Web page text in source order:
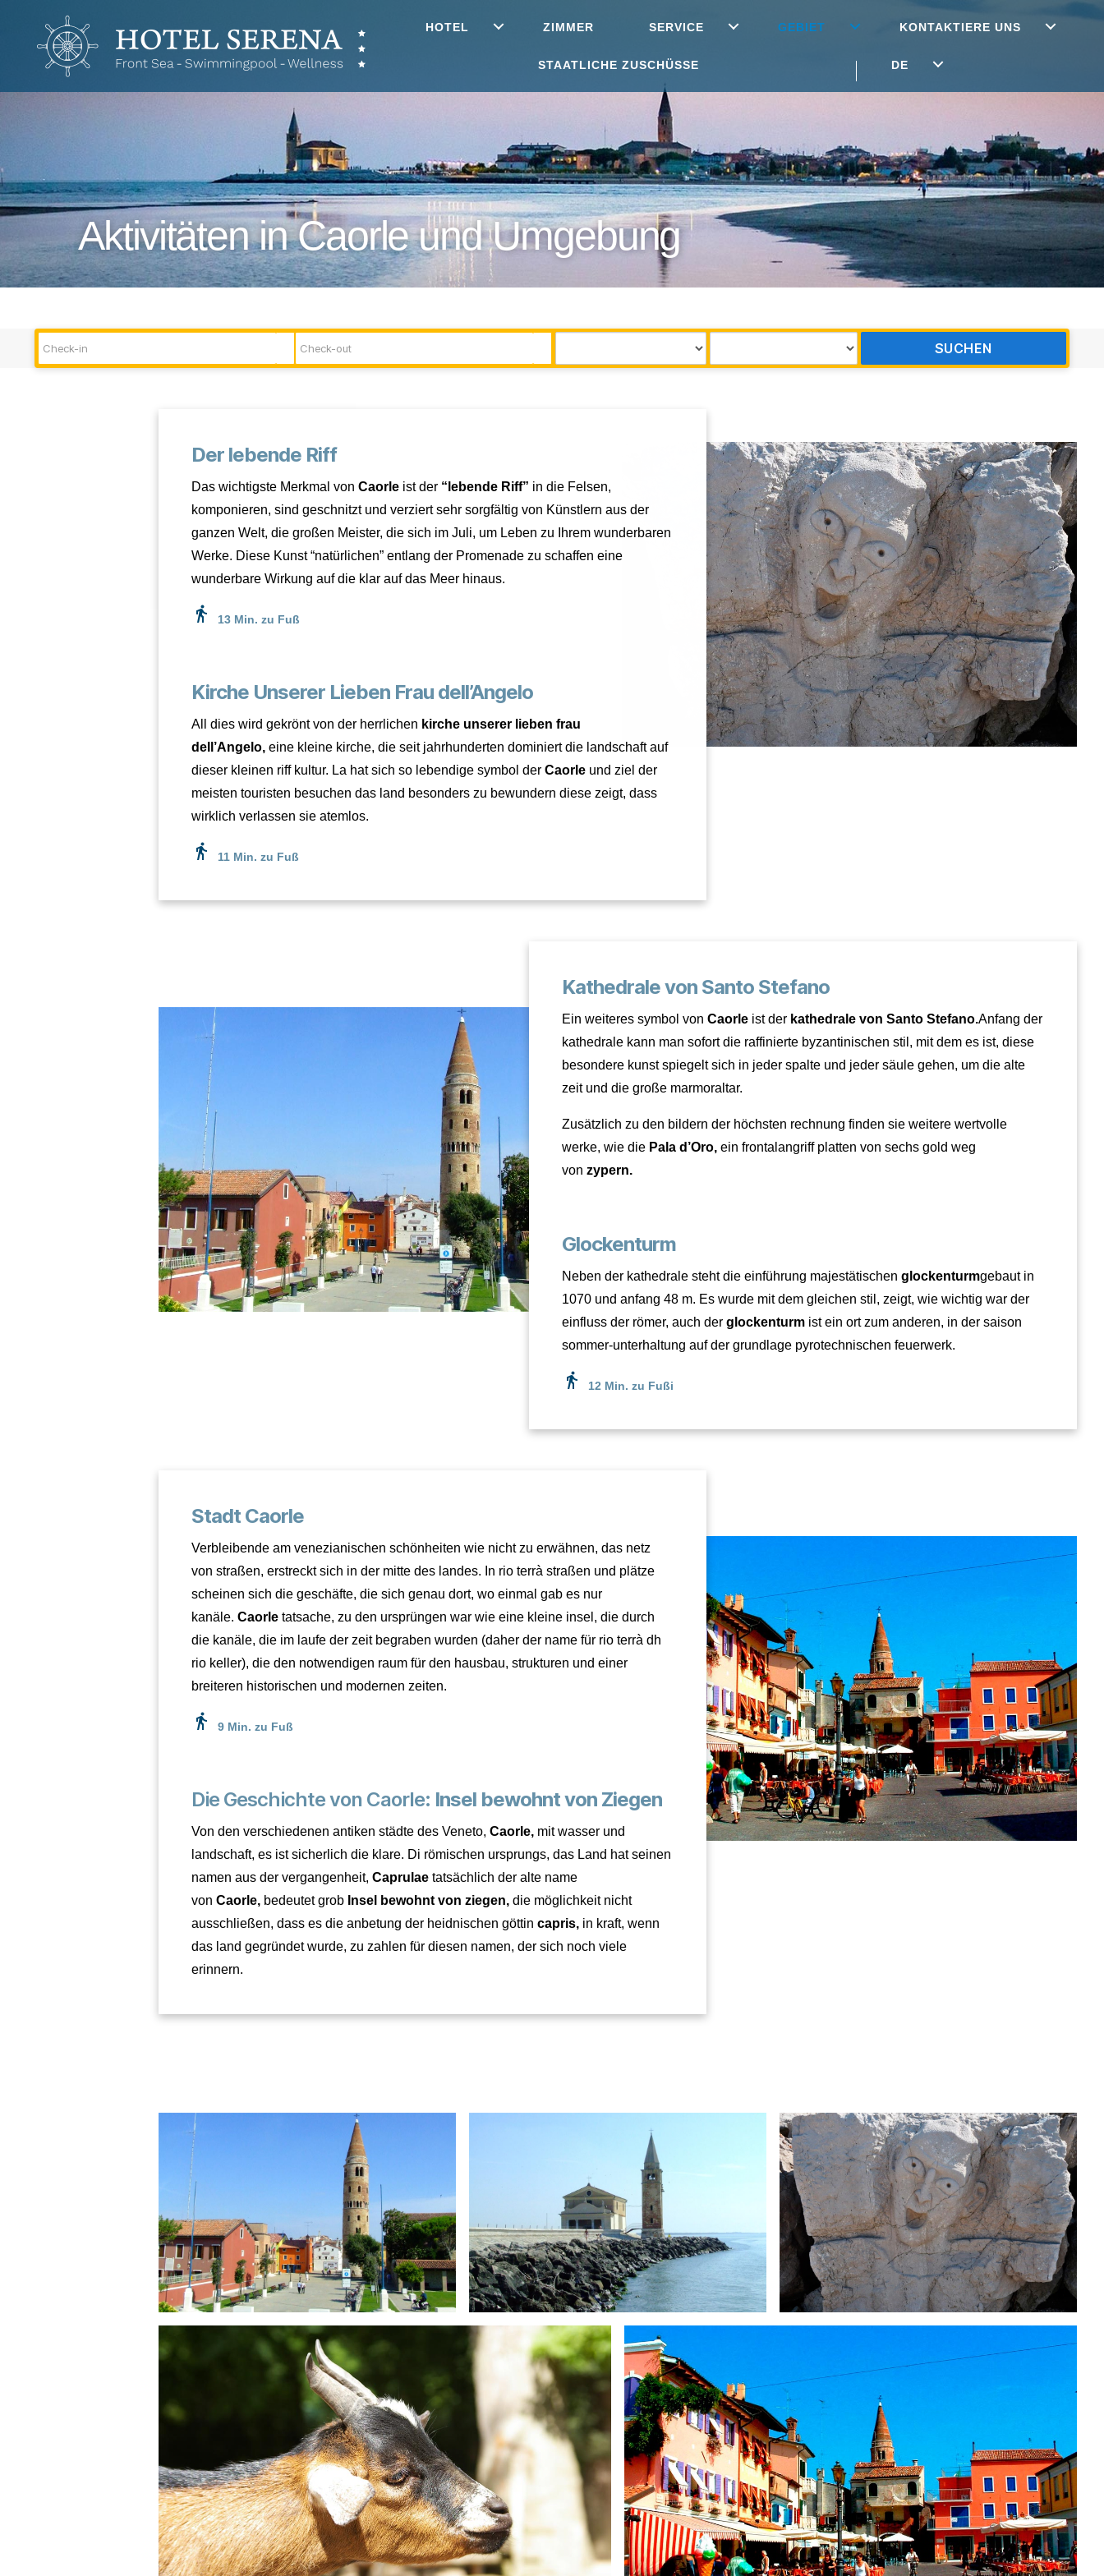
HOTEL ZIMMER SERVICE GEBIET KONTAKTIERE UNS
STAATLICHE ZUSCHÜSSE DE
Aktivitäten in Caorle und Umgebung
Der lebende Riff
Das wichtigste Merkmal von Caorleist der “lebende Riff” in die Felsen,
komponieren, sind geschnitzt und verziert sehr sorgfältig von Künstlern aus der
ganzen Welt, die großen Meister, die sich im Juli, um Leben zu Ihrem wunderbaren
Werke. Diese Kunst “natürlichen” entlang der Promenade zu schaffen eine
wunderbare Wirkung auf die klar auf das Meer hinaus.
directions_walk 13 Min. zu Fuß
Kirche Unserer Lieben Frau dell’Angelo
All dies wird gekrönt von der herrlichen kirche unserer lieben frau
dell’Angelo,eine kleine kirche, die seit jahrhunderten dominiert die landschaft auf
dieser kleinen riff kultur. La hat sich so lebendige symbol der Caorleund ziel der
meisten touristen besuchen das land besonders zu bewundern diese zeigt, dass
wirklich verlassen sie atemlos.
directions_walk 11 Min. zu Fuß
Kathedrale von Santo Stefano
Ein weiteres symbol vonCaorle ist der kathedrale von Santo Stefano.Anfang der
kathedrale kann man sofort die raffinierte byzantinischen stil, mit dem es ist, diese
besondere kunst spiegelt sich in jeder spalte und jeder säule gehen, um die alte
zeit und die große marmoraltar.
Zusätzlich zu den bildern der höchsten rechnung finden sie weitere wertvolle
werke, wie die Pala d’Oro, ein frontalangriff platten von sechs gold weg
vonzypern.
Glockenturm
Neben der kathedrale steht die einführung majestätischenglockenturmgebaut in
1070 und anfang 48 m. Es wurde mit dem gleichen stil, zeigt, wie wichtig war der
einfluss der römer, auch derglockenturm ist ein ort zum anderen, in der saison
sommer-unterhaltung auf der grundlage pyrotechnischen feuerwerk.
directions_walk 12 Min. zu Fußi
Stadt Caorle
Verbleibende am venezianischen schönheiten wie nicht zu erwähnen, das netz
von straßen, erstreckt sich in der mitte des landes. In rio terrà straßen und plätze
scheinen sich die geschäfte, die sich genau dort, wo einmal gab es nur
kanäle. Caorletatsache, zu den ursprüngen war wie eine kleine insel, die durch
die kanäle, die im laufe der zeit begraben wurden (daher der name für rio terrà dh
rio keller), die den notwendigen raum für den hausbau, strukturen und einer
breiteren historischen und modernen zeiten.
directions_walk 9 Min. zu Fuß
Die Geschichte von Caorle: Insel bewohnt von Ziegen
Von den verschiedenen antiken städte des Veneto, Caorle,mit wasser und
landschaft, es ist sicherlich die klare. Di römischen ursprungs, das Land hat seinen
namen aus der vergangenheit, Caprulaetatsächlich der alte name
von Caorle,bedeutet grob Insel bewohnt von ziegen,die möglichkeit nicht
ausschließen, dass es die anbetung der heidnischen göttin capris,in kraft, wenn
das land gegründet wurde, zu zahlen für diesen namen, der sich noch viele
erinnern.